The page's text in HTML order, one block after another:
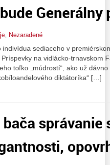
Generálny
Nezaradené
sediaceho v
Príspevky na vidlácko-trnavskom
toľko „múdrostí“, ako už
diktátoríka“ […]
správanie